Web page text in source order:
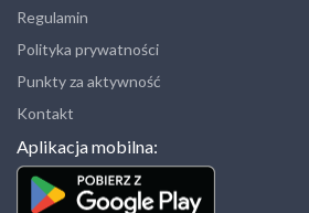
Regulamin
Polityka prywatności
Punkty za aktywność
Kontakt
Aplikacja mobilna: